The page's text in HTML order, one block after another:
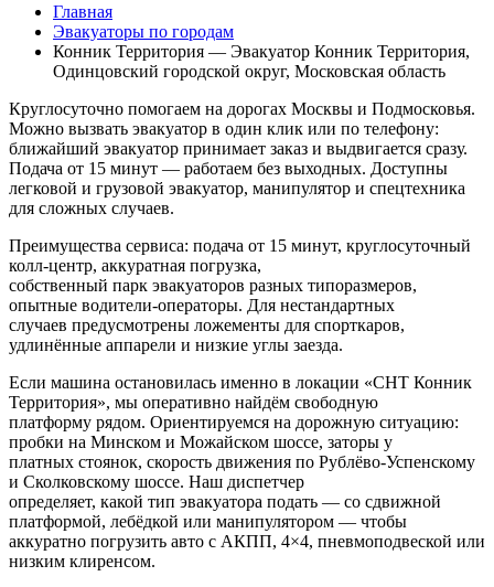
Главная
Эвакуаторы по городам
Конник Территория — Эвакуатор Конник Территория,
Одинцовский городской округ, Московская область
Круглосуточно помогаем на дорогах Москвы и Подмосковья.
Можно вызвать эвакуатор в один клик или по телефону:
ближайший эвакуатор принимает заказ и выдвигается сразу.
Подача от 15 минут — работаем без выходных. Доступны
легковой и грузовой эвакуатор, манипулятор и спецтехника
для сложных случаев.
Преимущества сервиса: подача от 15 минут, круглосуточный
колл‑центр, аккуратная погрузка,
собственный парк эвакуаторов разных типоразмеров,
опытные водители-операторы. Для нестандартных
случаев предусмотрены ложементы для спорткаров,
удлинённые аппарели и низкие углы заезда.
Если машина остановилась именно в локации «СНТ Конник
Территория», мы оперативно найдём свободную
платформу рядом. Ориентируемся на дорожную ситуацию:
пробки на Минском и Можайском шоссе, заторы у
платных стоянок, скорость движения по Рублёво-Успенскому
и Сколковскому шоссе. Наш диспетчер
определяет, какой тип эвакуатора подать — со сдвижной
платформой, лебёдкой или манипулятором — чтобы
аккуратно погрузить авто с АКПП, 4×4, пневмоподвеской или
низким клиренсом.